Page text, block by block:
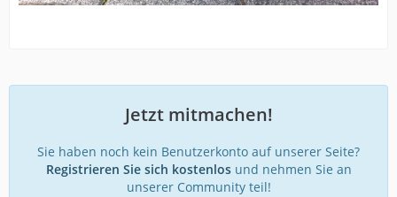
Jetzt mitmachen!
Sie haben noch kein Benutzerkonto auf unserer Seite?
Registrieren Sie sich kostenlosund nehmen Sie an
unserer Community teil!